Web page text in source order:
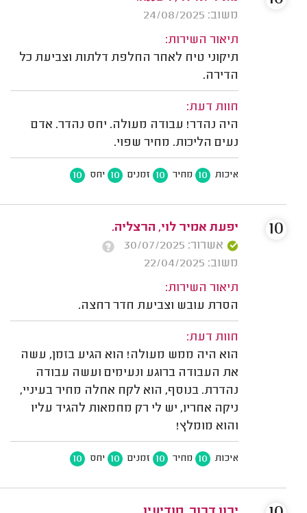
משוב: 24/08/2025
תיאור השירות:
תיקוני טיח לאחר החלפת דלתות וצביעת כל
הדירה.
חוות דעת:
היה נהדר! עבודה מעולה. יחס נהדר. אדם
נעים הליכות. מחיר שפוי.
איכות 10 מחיר 10 זמנים 10 יחס 10
יפעת אמיר לוי, הרצליה.
אשרור: 30/07/2025
משוב: 22/04/2025
תיאור השירות:
הסרת עובש וצביעת חדר רחצה.
חוות דעת:
הוא היה ממש מעולה! הוא הגיע בזמן, עשה
את העבודה ברוגע ונעימים ועשה עבודה
נהדרת. בנוסף, הוא לקח אחלה מחיר בעיניי,
ניקה אחריו, יש לי רק מחמאות להגיד עליו
והוא מומלץ!
איכות 10 מחיר 10 זמנים 10 יחס 10
10